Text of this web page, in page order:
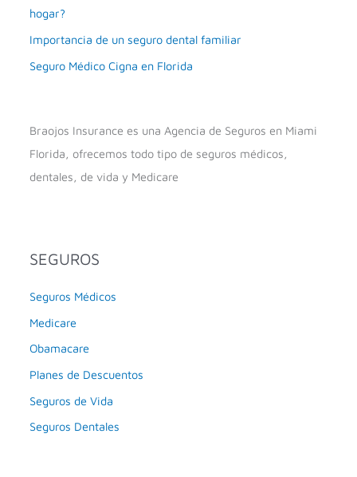
hogar?
Importancia de un seguro dental familiar
Seguro Médico Cigna en Florida
Braojos Insurance es una Agencia de Seguros en Miami
Florida, ofrecemos todo tipo de seguros médicos,
dentales, de vida y Medicare
SEGUROS
Seguros Médicos
Medicare
Obamacare
Planes de Descuentos
Seguros de Vida
Seguros Dentales